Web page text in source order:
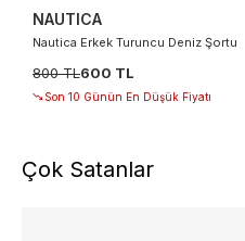
NAUTICA
Nautica Erkek Turuncu Deniz Şortu
800 TL600 TL
Son 10 Günün En Düşük Fiyatı
Çok Satanlar